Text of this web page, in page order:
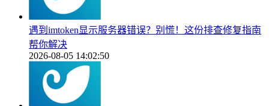
遇到imtoken显示服务器错误？别慌！这份排查修复指南
帮你解决
2026-08-05 14:02:50